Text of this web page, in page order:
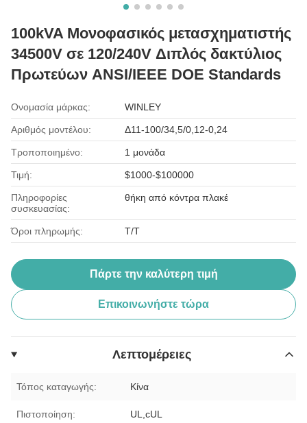
100kVA Μονοφασικός μετασχηματιστής
34500V σε 120/240V Διπλός δακτύλιος
Πρωτεύων ANSI/IEEE DOE Standards
Ονομασία μάρκας: WINLEY
Αριθμός μοντέλου: Δ11-100/34,5/0,12-0,24
Τροποποιημένο: 1 μονάδα
Τιμή: $1000-$100000
Πληροφορίες
συσκευασίας:
θήκη από κόντρα πλακέ
Όροι πληρωμής: T/T
Πάρτε την καλύτερη τιμή
Επικοινωνήστε τώρα
Λεπτομέρειες
Τόπος καταγωγής: Κίνα
Πιστοποίηση: UL,cUL